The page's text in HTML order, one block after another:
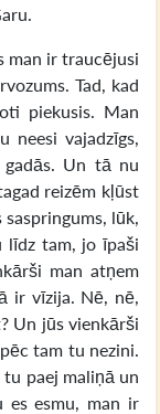
man ir traucējusi
Tad, kad
piekusis. Man
neesi vajadzīgs,
Un tā nu
reizēm kļūst
lūk,
līdz tam, jo īpaši
man atņem
ir vīzija. Nē, nē,
Un jūs vienkārši
tam tu nezini.
tu paej maliņā un
es esmu, man ir